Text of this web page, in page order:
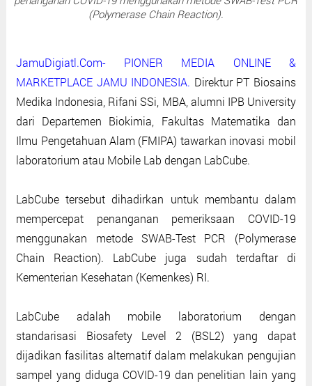
(Polymerase Chain Reaction).
JamuDigiatl.Com- PIONER MEDIA ONLINE &
MARKETPLACE JAMU INDONESIA. Direktur PT Biosains
Medika Indonesia, Rifani SSi, MBA, alumni IPB University
dari Departemen Biokimia, Fakultas Matematika dan
Ilmu Pengetahuan Alam (FMIPA) tawarkan inovasi mobil
laboratorium atau Mobile Lab dengan LabCube.
LabCube tersebut dihadirkan untuk membantu dalam
mempercepat penanganan pemeriksaan COVID-19
menggunakan metode SWAB-Test PCR (Polymerase
Chain Reaction). LabCube juga sudah terdaftar di
Kementerian Kesehatan (Kemenkes) RI.
LabCube adalah mobile laboratorium dengan
standarisasi Biosafety Level 2 (BSL2) yang dapat
dijadikan fasilitas alternatif dalam melakukan pengujian
sampel yang diduga COVID-19 dan penelitian lain yang